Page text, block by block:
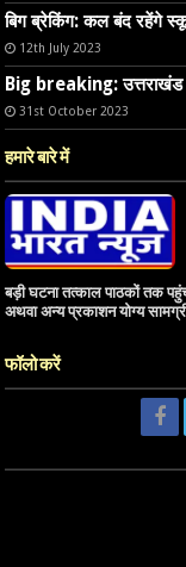
बिग ब्रेकिंग: कल बंद रहेंगे
12th July 2023
Big breaking: उत्तराखंड
31st October 2023
हमारे बारे में
बड़ी घटना तत्काल पाठकों तक
अथवा अन्य प्रकाशन योग्य
फॉलो करें